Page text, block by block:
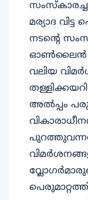
മര്യാദ വിട്ട
നടന്റെ
ഓൺലൈൻ
വലിയ
അൽപ്പം